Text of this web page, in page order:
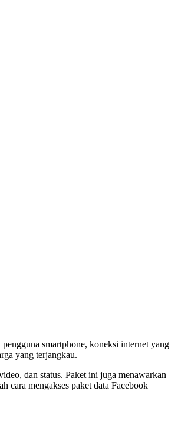
smartphone, koneksi internet yang
yang terjangkau.
dan status. Paket ini juga menawarkan
cara mengakses paket data Facebook